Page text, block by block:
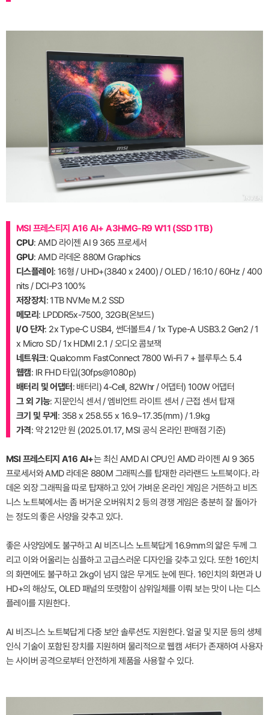
MSI 프레스티지 A16 AI+ A3HMG-R9 W11 (SSD 1TB)
CPU: AMD 라이젠 AI 9 365 프로세서
GPU: AMD 라데온 880M Graphics
디스플레이 : 16형 / UHD+(3840 x 2400) / OLED / 16:10 / 60Hz / 400
nits / DCI-P3 100%
저장장치 : 1TB NVMe M.2 SSD
메모리 : LPDDR5x-7500, 32GB(온보드)
I/O 단자: 2x Type-C USB4, 썬더볼트4 / 1x Type-A USB3.2 Gen2 / 1
x Micro SD / 1x HDMI 2.1 / 오디오 콤보잭
네트워크: Qualcomm FastConnect 7800 Wi-Fi 7 + 블루투스 5.4
웹캠: IR FHD 타입(30fps@1080p)
배터리 및 어댑터 : 배터리) 4-Cell, 82Whr / 어댑터) 100W 어댑터
그 외 기능: 지문인식 센서 / 엠비언트 라이트 센서 / 근접 센서 탑재
크기 및 무게 : 358 x 258.55 x 16.9~17.35(mm) / 1.9kg
가격: 약 212만 원 (2025.01.17, MSI 공식 온라인 판매점 기준)
MSI 프레스티지 A16 AI+는 최신 AMD AI CPU인 AMD 라이젠 AI 9 365
프로세서와 AMD 라데온 880M 그래픽스를 탑재한 라라랜드 노트북이다. 라
데온 외장 그래픽을 따로 탑재하고 있어 가벼운 온라인 게임은 거뜬하고 비즈
니스 노트북에서는 좀 버거운 오버워치 2 등의 경쟁 게임은 충분히 잘 돌아가
는 정도의 좋은 사양을 갖추고 있다.
좋은 사양임에도 불구하고 AI 비즈니스 노트북답게 16.9mm의 얇은 두께 그
리고 이와 어울리는 심플하고 고급스러운 디자인을 갖추고 있다. 또한 16인치
의 화면에도 불구하고 2kg이 넘지 않은 무게도 눈에 띈다. 16인치의 화면과 U
HD+의 해상도, OLED 패널의 또렷함이 삼위일체를 이뤄 보는 맛이 나는 디스
플레이를 지원한다.
AI 비즈니스 노트북답게 다중 보안 솔루션도 지원한다. 얼굴 및 지문 등의 생체
인식 기술이 포함된 장치를 지원하며 물리적으로 웹캠 셔터가 존재하여 사용자
는 사이버 공격으로부터 안전하게 제품을 사용할 수 있다.